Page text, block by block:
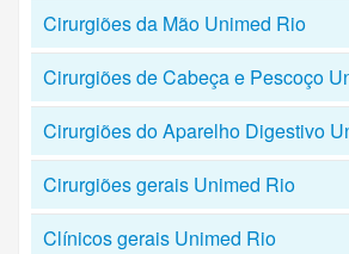
Cirurgiões da Mão Unimed Rio
Cirurgiões de Cabeça e Pescoço
Cirurgiões do Aparelho Digestivo
Cirurgiões gerais Unimed Rio
Clínicos gerais Unimed Rio